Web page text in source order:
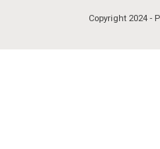
Copyright 2024 -